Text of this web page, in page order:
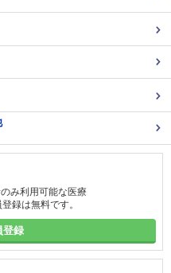
み利用可能な医療
録は無料です。
登録